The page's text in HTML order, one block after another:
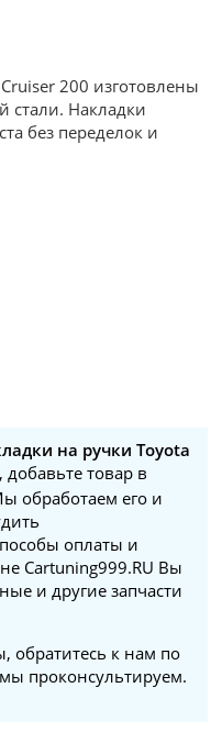
200 изготовлены
стали. Накладки
без переделок и
на ручки Toyota
, добавьте товар в
обработаем его и
оплаты и
Cartuning999.RU Вы
и другие запчасти
обратитесь к нам по
проконсультируем.